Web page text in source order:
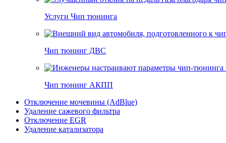
Услуги Чип тюнинга
Чип тюнинг ДВС
Чип тюнинг АКПП
Отключение мочевины (AdBlue)
Удаление сажевого фильтра
Отключение EGR
Удаление катализатора